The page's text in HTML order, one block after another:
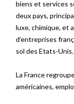
biens et services
deux pays,
luxe, chimique, et
d’entreprises
sol des Etats-Unis.
La France
américaines,